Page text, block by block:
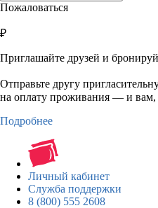
Пожаловаться
₽
Приглашайте друзей и
Отправьте другу
на оплату проживания — и вам,
Подробнее
Личный кабинет
Служба поддержки
8 (800) 555 2608